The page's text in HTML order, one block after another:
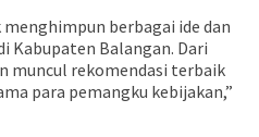
berbagai ide dan
Kabupaten Balangan. Dari
muncul rekomendasi terbaik
para pemangku kebijakan,”